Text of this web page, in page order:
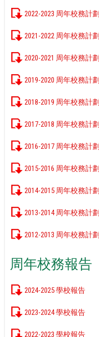
2022-2023 周年校務計劃
2021-2022 周年校務計劃
2020-2021 周年校務計劃
2019-2020 周年校務計劃
2018-2019 周年校務計劃
2017-2018 周年校務計劃
2016-2017 周年校務計劃
2015-2016 周年校務計劃
2014-2015 周年校務計劃
2013-2014 周年校務計劃
2012-2013 周年校務計劃
周年校務報告
2024-2025 學校報告
2023-2024 學校報告
2022-2023 學校報告